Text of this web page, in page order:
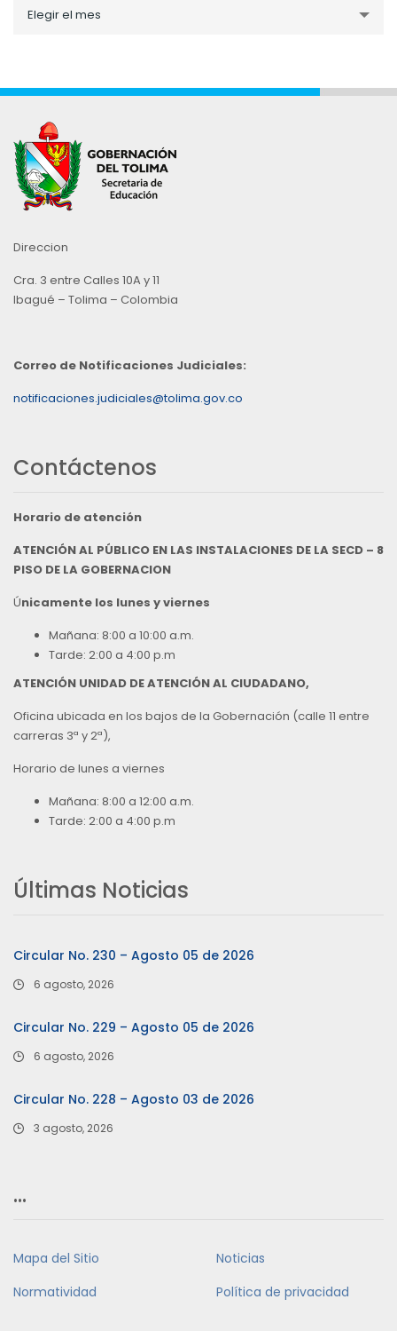
porElegir el mes
Direccion
Cra. 3 entre Calles 10A y 11
Ibagué – Tolima – Colombia
Correo de Notificaciones Judiciales:
notificaciones.judiciales@tolima.gov.co
Contáctenos
Horario de atención
ATENCIÓN AL PÚBLICO EN LAS INSTALACIONES DE LA SECD – 8
PISO DE LA GOBERNACION
Únicamente los lunes y viernes
Mañana: 8:00 a 10:00 a.m.
Tarde: 2:00 a 4:00 p.m
ATENCIÓN UNIDAD DE ATENCIÓN AL CIUDADANO,
Oficina ubicada en los bajos de la Gobernación (calle 11 entre
carreras 3ª y 2ª),
Horario de lunes a viernes
Mañana: 8:00 a 12:00 a.m.
Tarde: 2:00 a 4:00 p.m
Últimas Noticias
Circular No. 230 – Agosto 05 de 2026
6 agosto, 2026
Circular No. 229 – Agosto 05 de 2026
6 agosto, 2026
Circular No. 228 – Agosto 03 de 2026
3 agosto, 2026
…
Mapa del Sitio
Noticias
Normatividad
Política de privacidad